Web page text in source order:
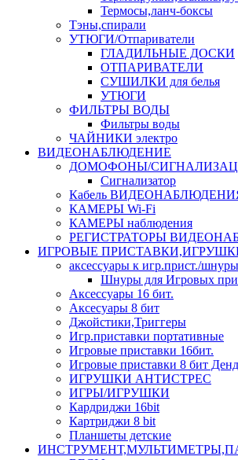
Термосы,ланч-боксы
Тэны,спирали
УТЮГИ/Отпариватели
ГЛАДИЛЬНЫЕ ДОСКИ
ОТПАРИВАТЕЛИ
СУШИЛКИ для белья
УТЮГИ
ФИЛЬТРЫ ВОДЫ
Фильтры воды
ЧАЙНИКИ электро
ВИДЕОНАБЛЮДЕНИЕ
ДОМОФОНЫ/
Сигнализатор
Кабель
КАМЕРЫ Wi-Fi
КАМЕРЫ наблюдения
РЕГИСТРАТОРЫ
ИГРОВЫЕ
аксесcуары к игр.прист./шнуры
Шнуры для Игровых
Аксессуары 16 бит.
Аксесуары 8 бит
Джойстики,Триггеры
Игр.приставки портативные
Игровые приставки 16бит.
Игровые приставки 8 бит
ИГРУШКИ АНТИСТРЕС
ИГРЫ/ИГРУШКИ
Кардриджи 16bit
Картриджи 8 bit
Планшеты детские